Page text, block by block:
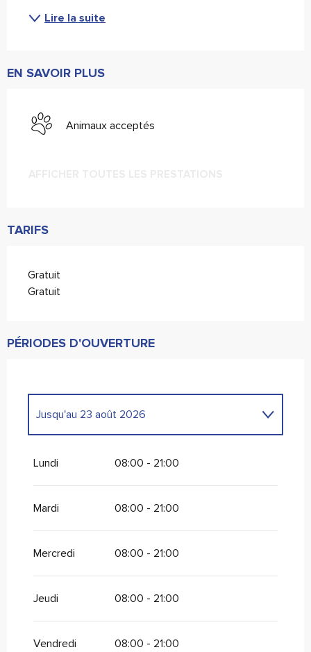
Lire la suite
EN SAVOIR PLUS
Animaux acceptés
TARIFS
Gratuit
Gratuit
PÉRIODES D'OUVERTURE
Jusqu'au 23 août 2026
Lundi 08:00 - 21:00
Mardi 08:00 - 21:00
Mercredi 08:00 - 21:00
Jeudi 08:00 - 21:00
Vendredi 08:00 - 21:00